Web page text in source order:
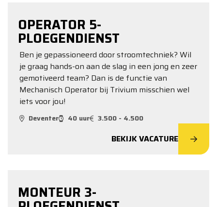
OPERATOR 5-
PLOEGENDIENST
Ben je gepassioneerd door stroomtechniek? Wil
je graag hands-on aan de slag in een jong en zeer
gemotiveerd team? Dan is de functie van
Mechanisch Operator bij Trivium misschien wel
iets voor jou!
Deventer 40 uur 3.500 - 4.500
BEKIJK VACATURE
MONTEUR 3-